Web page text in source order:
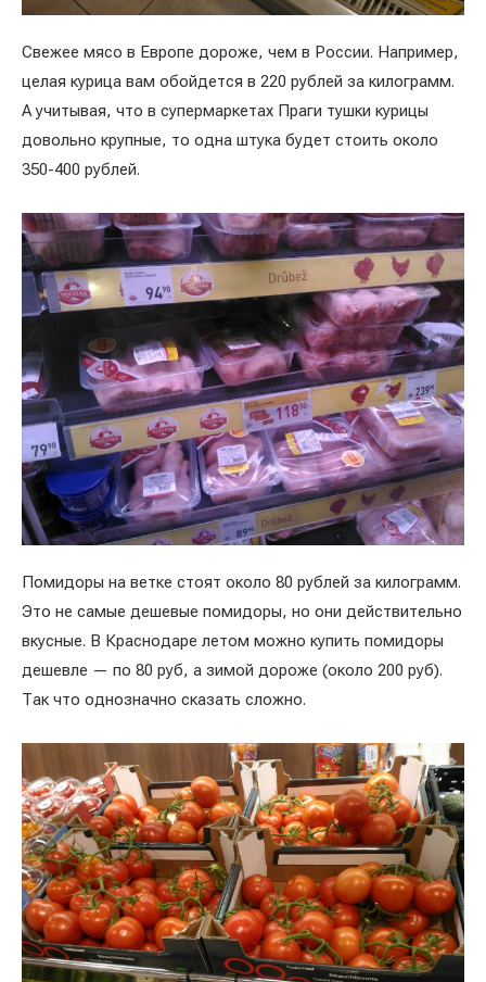
Свежее мясо в Европе дороже, чем в России. Например,
целая курица вам обойдется в 220 рублей за килограмм.
А учитывая, что в супермаркетах Праги тушки курицы
довольно крупные, то одна штука будет стоить около
350-400 рублей.
Помидоры на ветке стоят около 80 рублей за килограмм.
Это не самые дешевые помидоры, но они действительно
вкусные. В Краснодаре летом можно купить помидоры
дешевле — по 80 руб, а зимой дороже (около 200 руб).
Так что однозначно сказать сложно.